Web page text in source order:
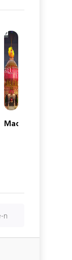
Maquette